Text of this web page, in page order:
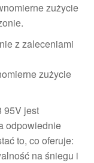
zużycie
z zaleceniami
zużycie
95V jest
odpowiednie
to, co oferuje:
na śniegu i